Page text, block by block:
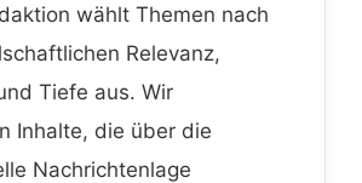
wählt Themen nach
Relevanz,
Tiefe aus. Wir
Inhalte, die über die
Nachrichtenlage